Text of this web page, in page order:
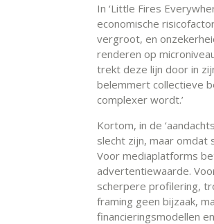
In ‘Little Fires
economische
vergroot, en
renderen op
trekt deze lijn door in
belemmert collectieve
complexer wordt.’
Kortom, in de
slecht zijn, maar omdat
Voor mediaplatforms
advertentiewaarde.
scherpere profilering,
framing geen bijzaak,
financieringsmodellen